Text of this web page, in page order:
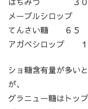
メープルシロップ
てんさい糖 ６５
アガベシロップ １
ショ糖含有量が多い
が、
グラニュー糖はトップ